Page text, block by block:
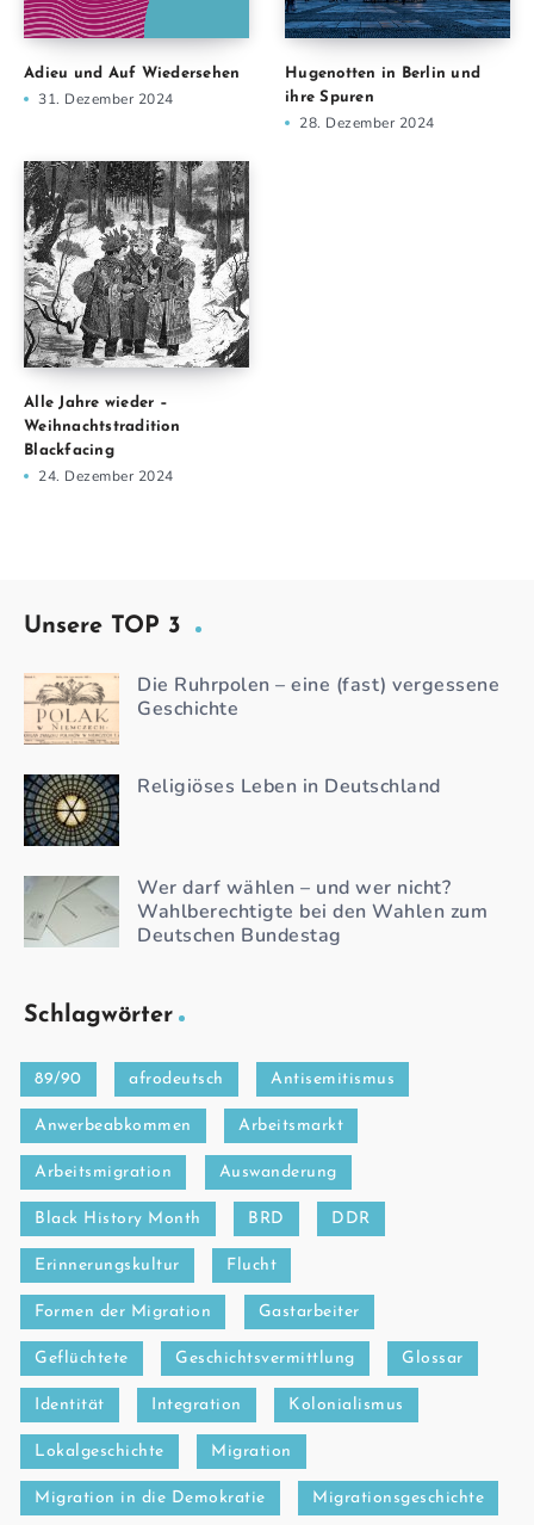
Adieu und Auf Wiedersehen
31. Dezember 2024
Hugenotten in Berlin und
ihre Spuren
28. Dezember 2024
Alle Jahre wieder –
Weihnachtstradition
Blackfacing
24. Dezember 2024
Unsere TOP 3
Die Ruhrpolen – eine (fast) vergessene
Geschichte
Religiöses Leben in Deutschland
Wer darf wählen – und wer nicht?
Wahlberechtigte bei den Wahlen zum
Deutschen Bundestag
Schlagwörter
89/90 afrodeutsch Antisemitismus
Anwerbeabkommen Arbeitsmarkt
Arbeitsmigration Auswanderung
Black History Month BRD DDR
Erinnerungskultur Flucht
Formen der Migration Gastarbeiter
Geflüchtete Geschichtsvermittlung Glossar
Identität Integration Kolonialismus
Lokalgeschichte Migration
Migration in die Demokratie Migrationsgeschichte